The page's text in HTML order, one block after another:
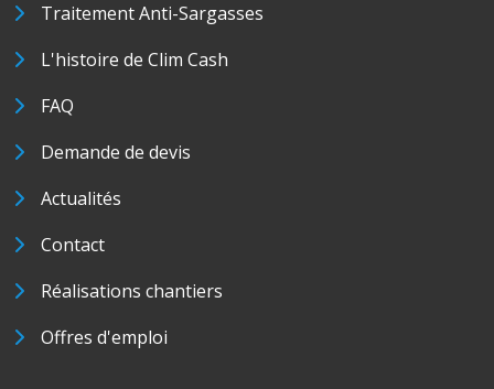
Traitement Anti-Sargasses
L'histoire de Clim Cash
FAQ
Demande de devis
Actualités
Contact
Réalisations chantiers
Offres d'emploi